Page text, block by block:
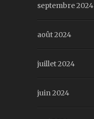
septembre 2024
août 2024
juillet 2024
juin 2024